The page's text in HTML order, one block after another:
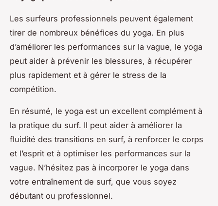
Les surfeurs professionnels peuvent également
tirer de nombreux bénéfices du yoga. En plus
d’améliorer les performances sur la vague, le yoga
peut aider à prévenir les blessures, à récupérer
plus rapidement et à gérer le stress de la
compétition.
En résumé, le yoga est un excellent complément à
la pratique du surf. Il peut aider à améliorer la
fluidité des transitions en surf, à renforcer le corps
et l’esprit et à optimiser les performances sur la
vague. N’hésitez pas à incorporer le yoga dans
votre entraînement de surf, que vous soyez
débutant ou professionnel.